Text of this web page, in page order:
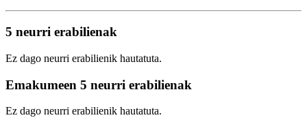
5 neurri erabilienak
Ez dago neurri erabilienik hautatuta.
Emakumeen 5 neurri erabilienak
Ez dago neurri erabilienik hautatuta.